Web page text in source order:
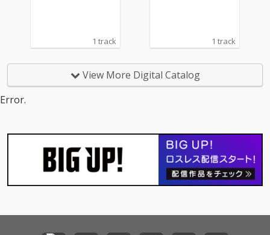
1 track 1 track
View More Digital Catalog
Error.